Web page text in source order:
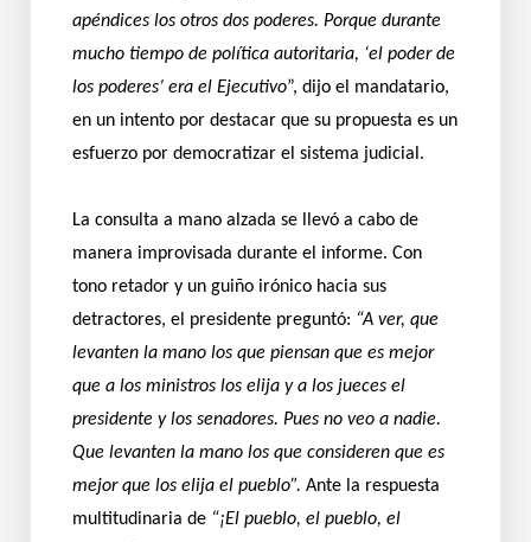
apéndices los otros dos poderes. Porque durante
mucho tiempo de política autoritaria, ‘el poder de
los poderes’ era el Ejecutivo”, dijo el mandatario,
en un intento por destacar que su propuesta es un
esfuerzo por democratizar el sistema judicial.
La consulta a mano alzada se llevó a cabo de
manera improvisada durante el informe. Con
tono retador y un guiño irónico hacia sus
detractores, el presidente preguntó: “A ver, que
levanten la mano los que piensan que es mejor
que a los ministros los elija y a los jueces el
presidente y los senadores. Pues no veo a nadie.
Que levanten la mano los que consideren que es
mejor que los elija el pueblo”. Ante la respuesta
multitudinaria de “¡El pueblo, el pueblo, el